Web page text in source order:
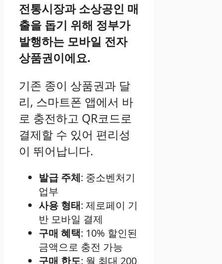
전통시장과 소상공인 매
출을 돕기 위해 정부가
발행하는 모바일 전자
상품권이에요.
기존 종이 상품권과 달
리, 스마트폰 앱에서 바
로 충전하고 QR코드로
결제할 수 있어 편리성
이 뛰어납니다.
발급 주체: 중소벤처기
업부
사용 형태: 제로페이 기
반 모바일 결제
구매 혜택: 10% 할인된
금액으로 충전 가능
구매 한도: 월 최대 200